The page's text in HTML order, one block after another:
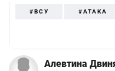
#ВСУ #АТАКА
Алевтина